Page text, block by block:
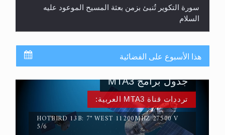
سورة التكوير تُنبئ بزمن بعثة المسيح الموعود عليه
السلام
هذا الأسبوع على الفضائية
ترددات قناة MTA3 العربية:
HOTBIRD 13B: 7° WEST 11200MHZ 27500 V
5/6
جدول برامج MTA3